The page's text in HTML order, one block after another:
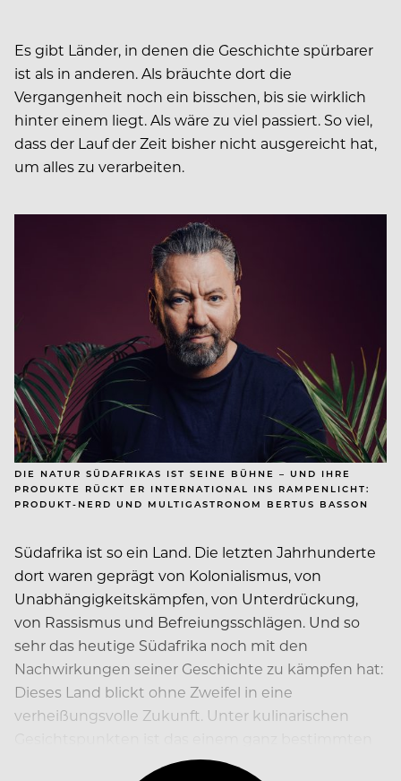
Es gibt Länder, in denen die Geschichte spürbarer
ist als in anderen. Als bräuchte dort die
Vergangenheit noch ein bisschen, bis sie wirklich
hinter einem liegt. Als wäre zu viel passiert. So viel,
dass der Lauf der Zeit bisher nicht ausgereicht hat,
um alles zu verarbeiten.
DIE NATUR SÜDAFRIKAS IST SEINE BÜHNE – UND IHRE
PRODUKTE RÜCKT ER INTERNATIONAL INS RAMPENLICHT:
PRODUKT-NERD UND MULTIGASTRONOM BERTUS BASSON
Südafrika ist so ein Land. Die letzten Jahrhunderte
dort waren geprägt von Kolonialismus, von
Unabhängigkeitskämpfen, von Unterdrückung,
von Rassismus und Befreiungsschlägen. Und so
sehr das heutige Südafrika noch mit den
Nachwirkungen seiner Geschichte zu kämpfen hat:
Dieses Land blickt ohne Zweifel in eine
verheißungsvolle Zukunft. Unter kulinarischen
Kochtalent zu verdanken: Bertus Basson.